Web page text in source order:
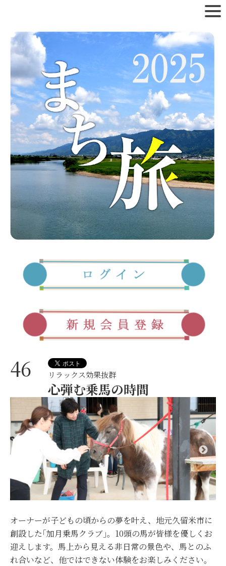
46 リラックス効果抜群
心弾む乗馬の時間
オーナーが子どもの頃からの夢を叶え、地元久留米市に
創設した｢加月乗馬クラブ｣。10頭の馬が皆様を優しくお
迎えします。馬上から見える非日常の景色や、馬とのふ
れ合いなど、他ではできない体験をお楽しみください。